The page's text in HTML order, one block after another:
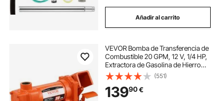
Añadir al carrito
VEVOR Bomba de Transferencia de
Combustible 20 GPM, 12 V, 1/4 HP,
Extractora de Gasolina de Hierro
Fundido con Diseño de Caja
Recolectora de Combustible para
Gasolina, Diésel, Queroseno
(551)
13990€